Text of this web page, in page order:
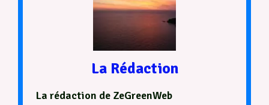
La Rédaction
La rédaction de ZeGreenWeb